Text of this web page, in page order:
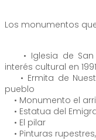
Los monumentos
• Iglesia de San
interés cultural en 1991
• Ermita de
pueblo
• Monumento el
• Estatua del
• El pilar
• Pinturas